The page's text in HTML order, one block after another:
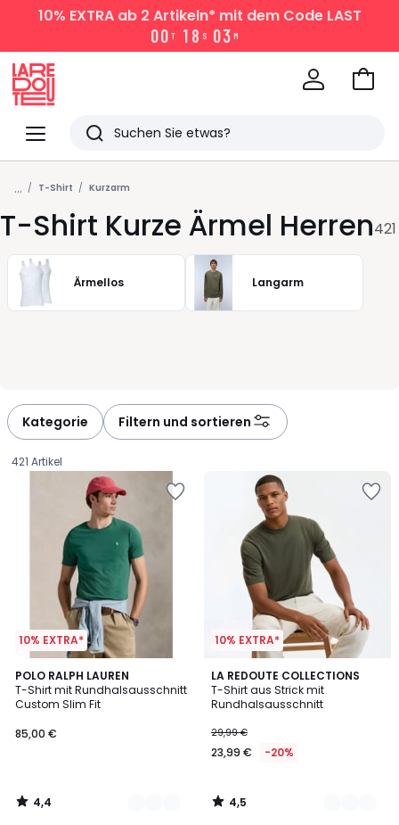
10% EXTRAab 2 Artikeln* mit dem Code LAST
00 T 1 8 S 03 M
Menü
Redoute
Suchen
Zuletzt
angesehen
Artikel
Zum
... T-Shirt Kurzarm
T-Shirt Kurze Ärmel Herren421
Ärmellos Langarm
Kategorie Filtern und sortieren
421 Artikel
10% EXTRA*
POLO RALPH LAUREN
T-Shirt mit Rundhalsausschnitt
Custom Slim Fit
€.
85,00 €
4,4
/ 5
7
Farben
4,4
/
10% EXTRA*
LA REDOUTE COLLECTIONS
T-Shirt aus Strick mit
Rundhalsausschnitt
29,99 €
23,99 € -20%
4,5
/ 5
3
Farben
4,5
/